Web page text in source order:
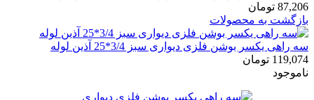
87,206 تومان
بازگشت به محصولات
سه راهی یکسر بوشن فلزی دیواری سبز 3/4*25 آذین لوله
119,074 تومان
ناموجود